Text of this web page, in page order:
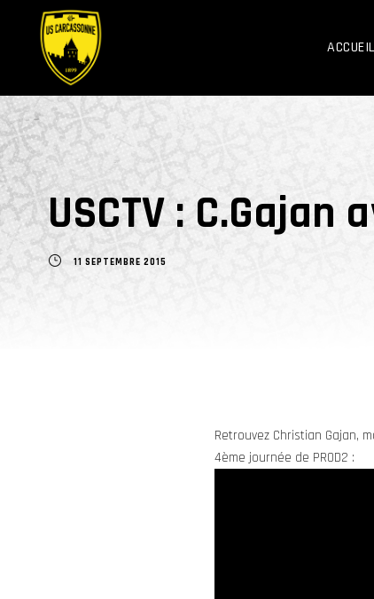
ACCUEIL
USCTV : C.Gajan
11 SEPTEMBRE 2015
Retrouvez Christian Gajan,
4ème journée de PROD2 :